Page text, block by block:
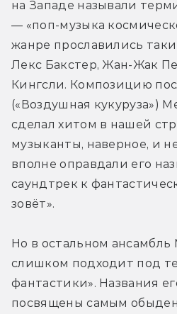
на Западе называли
— «поп-музыка
жанре прославились
Лекс Бакстер, Жан-Жак
Кингсли. Композицию
(«Воздушная кукуруза»)
сделал хитом в нашей
музыканты, наверное, и
вполне оправдали его
саундтрек к
зовёт».
Но в остальном
слишком подходит под
фантастики». Названия
посвящены самым